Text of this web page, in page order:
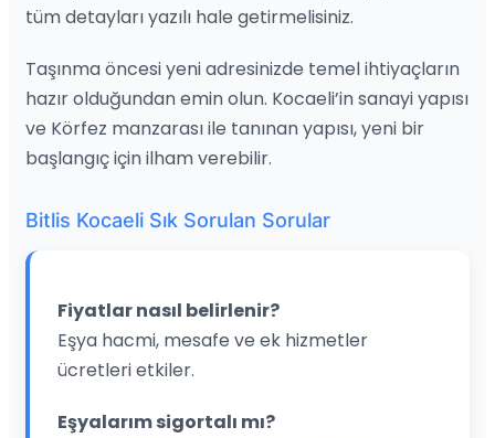
tüm detayları yazılı hale getirmelisiniz.
Taşınma öncesi yeni adresinizde temel ihtiyaçların
hazır olduğundan emin olun. Kocaeli’in sanayi yapısı
ve Körfez manzarası ile tanınan yapısı, yeni bir
başlangıç için ilham verebilir.
Bitlis Kocaeli Sık Sorulan Sorular
Fiyatlar nasıl belirlenir?
Eşya hacmi, mesafe ve ek hizmetler
ücretleri etkiler.
Eşyalarım sigortalı mı?